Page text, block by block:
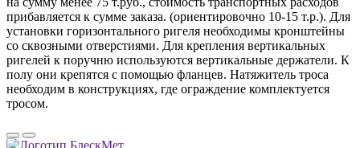
прибавляется к сумме заказа. (ориентировочно 10-15 т.р.). Для
установки горизонтального ригеля необходимы кронштейны
со сквозными отверстиями. Для крепления вертикальных
ригелей к поручню используются вертикальные держатели. К
полу они крепятся с помощью фланцев. Натяжитель троса
необходим в конструкциях, где ограждение комплектуется
тросом.